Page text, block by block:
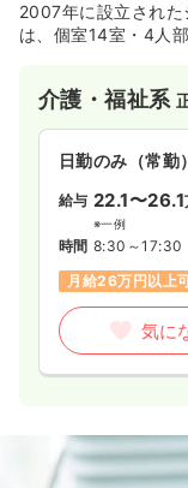
2007年に設立され
は、個室14室・4人
介護・福祉系
日勤のみ（常勤）
給与 22.1〜26.1
※一例
時間 8:30～17:30
月給26万円以上
気に